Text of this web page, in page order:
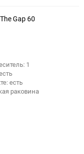
Gap 60
1
есть
раковина